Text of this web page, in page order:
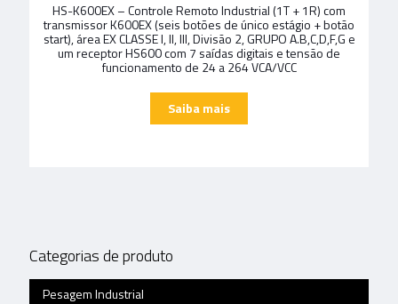
HS-K600EX – Controle Remoto Industrial (1T + 1R) com
transmissor K600EX (seis botões de único estágio + botão
start), área EX CLASSE I, II, III, Divisão 2, GRUPO A.B,C,D,F,G e
um receptor HS600 com 7 saídas digitais e tensão de
funcionamento de 24 a 264 VCA/VCC
Categorias de produto
Pesagem Industrial